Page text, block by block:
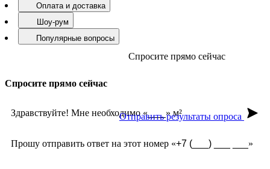
Оплата и доставка
Шоу-рум
Популярные вопросы
Спросите прямо сейчас
Спросите прямо сейчас
Здравствуйте! Мне необходимо « » м²
Прошу отправить ответ на этот номер « »
Отправить результаты опроса